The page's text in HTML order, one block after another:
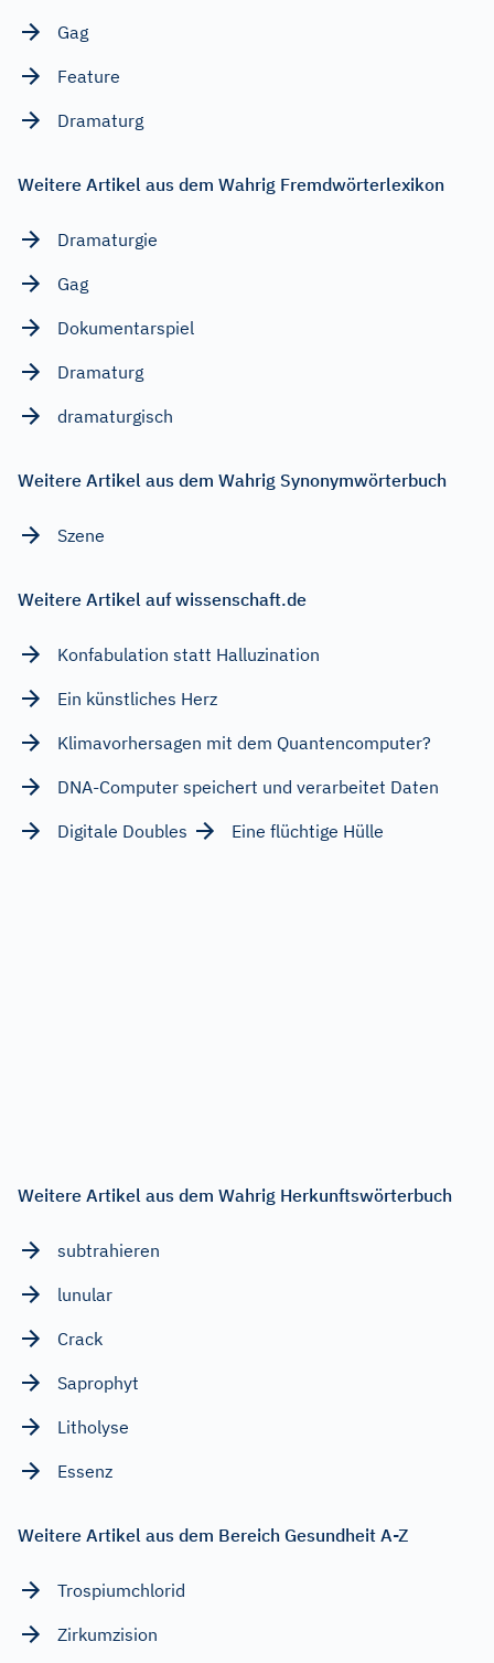
Gag
Feature
Dramaturg
Weitere Artikel aus dem Wahrig Fremdwörterlexikon
Dramaturgie
Gag
Dokumentarspiel
Dramaturg
dramaturgisch
Weitere Artikel aus dem Wahrig Synonymwörterbuch
Szene
Weitere Artikel auf wissenschaft.de
Konfabulation statt Halluzination
Ein künstliches Herz
Klimavorhersagen mit dem Quantencomputer?
DNA-Computer speichert und verarbeitet Daten
Digitale Doubles
Eine flüchtige Hülle
Weitere Artikel aus dem Wahrig Herkunftswörterbuch
subtrahieren
lunular
Crack
Saprophyt
Litholyse
Essenz
Weitere Artikel aus dem Bereich Gesundheit A-Z
Trospiumchlorid
Zirkumzision